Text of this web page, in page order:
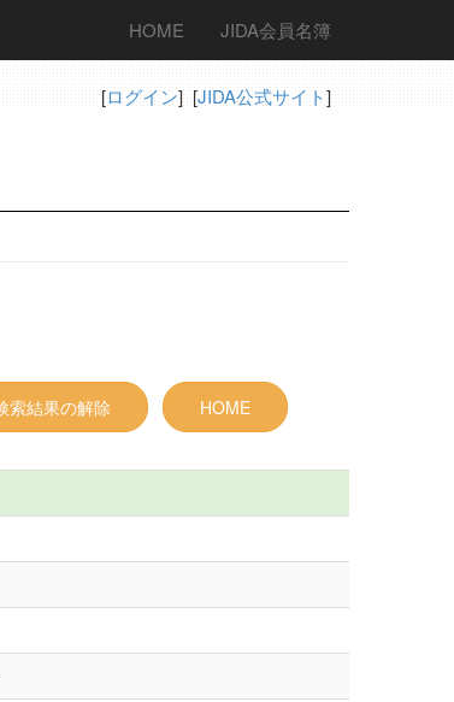
HOME JIDA会員名簿
[ログイン] [JIDA公式サイト]
索結果の解除 HOME